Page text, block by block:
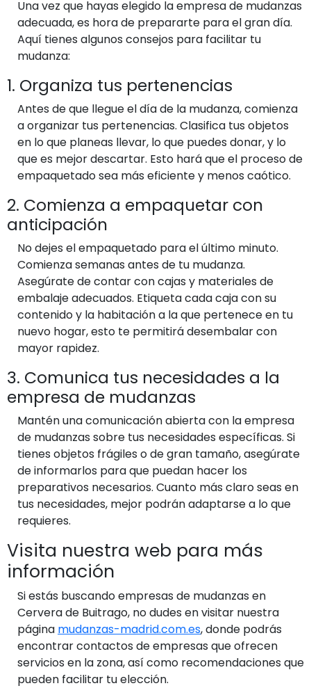
Una vez que hayas elegido la empresa de mudanzas
adecuada, es hora de prepararte para el gran día.
Aquí tienes algunos consejos para facilitar tu
mudanza:
1. Organiza tus pertenencias
Antes de que llegue el día de la mudanza, comienza
a organizar tus pertenencias. Clasifica tus objetos
en lo que planeas llevar, lo que puedes donar, y lo
que es mejor descartar. Esto hará que el proceso de
empaquetado sea más eficiente y menos caótico.
2. Comienza a empaquetar con
anticipación
No dejes el empaquetado para el último minuto.
Comienza semanas antes de tu mudanza.
Asegúrate de contar con cajas y materiales de
embalaje adecuados. Etiqueta cada caja con su
contenido y la habitación a la que pertenece en tu
nuevo hogar, esto te permitirá desembalar con
mayor rapidez.
3. Comunica tus necesidades a la
empresa de mudanzas
Mantén una comunicación abierta con la empresa
de mudanzas sobre tus necesidades específicas. Si
tienes objetos frágiles o de gran tamaño, asegúrate
de informarlos para que puedan hacer los
preparativos necesarios. Cuanto más claro seas en
tus necesidades, mejor podrán adaptarse a lo que
requieres.
Visita nuestra web para más
información
Si estás buscando empresas de mudanzas en
Cervera de Buitrago, no dudes en visitar nuestra
página mudanzas-madrid.com.es, donde podrás
encontrar contactos de empresas que ofrecen
servicios en la zona, así como recomendaciones que
pueden facilitar tu elección.